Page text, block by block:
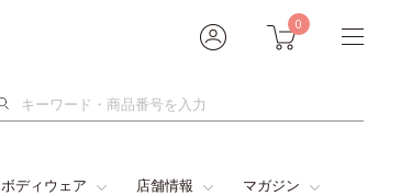
0
検
ボディウェア 店舗情報 マガジン